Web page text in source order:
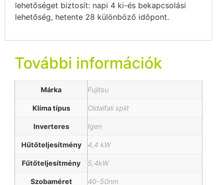
lehetőséget biztosít: napi 4 ki-és bekapcsolási
lehetőség, hetente 28 különböző időpont.
További információk
Márka Fujitsu
Klíma típus Oldalfali split
Inverteres Igen
Hűtőteljesítmény 4,4 kW
Fűtőteljesítmény 5,4kW
Szobaméret 40-50nm